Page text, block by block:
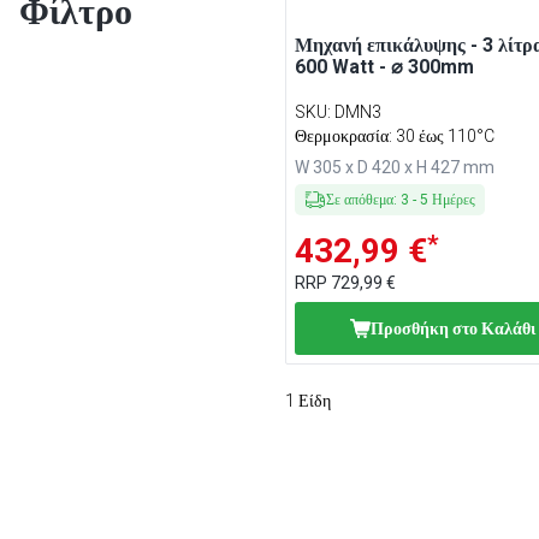
Φίλτρο
Μηχανή επικάλυψης - 3
600 Watt - ⌀ 300mm
SKU: DMN3
Θερμοκρασία: 30 έως 110°C
W 305 x D 420 x H 427 mm
Σε απόθεμα: 3 - 5 Ημέρες
432,99 €*
RRP 729,99 €
Προσθήκη στο Καλάθι
1 Είδη